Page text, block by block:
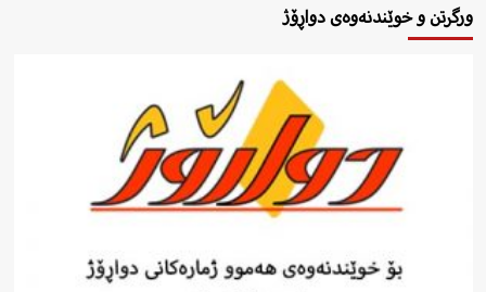
ورگرتن و خوێندنەوەی دواڕۆژ